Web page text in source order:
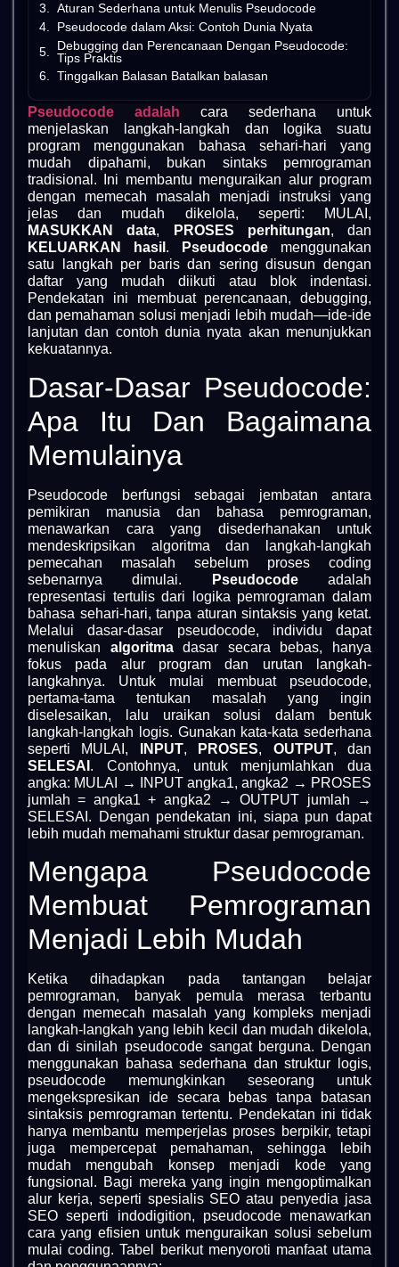
Aturan Sederhana untuk Menulis Pseudocode
Pseudocode dalam Aksi: Contoh Dunia Nyata
Debugging dan Perencanaan Dengan Pseudocode:
Tips Praktis
Tinggalkan Balasan Batalkan balasan
Pseudocode adalah cara sederhana untuk
menjelaskan langkah-langkah dan logika suatu
program menggunakan bahasa sehari-hari yang
mudah dipahami, bukan sintaks pemrograman
tradisional. Ini membantu menguraikan alur program
dengan memecah masalah menjadi instruksi yang
jelas dan mudah dikelola, seperti: MULAI,
MASUKKAN data, PROSES perhitungan, dan
KELUARKAN hasil . Pseudocode menggunakan
satu langkah per baris dan sering disusun dengan
daftar yang mudah diikuti atau blok indentasi.
Pendekatan ini membuat perencanaan, debugging,
dan pemahaman solusi menjadi lebih mudah—ide-ide
lanjutan dan contoh dunia nyata akan menunjukkan
kekuatannya.
Dasar-Dasar Pseudocode:
Apa Itu Dan Bagaimana
Memulainya
Pseudocode berfungsi sebagai jembatan antara
pemikiran manusia dan bahasa pemrograman,
menawarkan cara yang disederhanakan untuk
mendeskripsikan algoritma dan langkah-langkah
pemecahan masalah sebelum proses coding
sebenarnya dimulai.
Pseudocodeadalah
representasi tertulis dari logika pemrograman dalam
bahasa sehari-hari, tanpa aturan sintaksis yang ketat.
Melalui dasar-dasar pseudocode, individu dapat
menuliskan algoritmadasar secara bebas, hanya
fokus pada alur program dan urutan langkah-
langkahnya. Untuk mulai membuat pseudocode,
pertama-tama tentukan masalah yang ingin
diselesaikan, lalu uraikan solusi dalam bentuk
langkah-langkah logis. Gunakan kata-kata sederhana
seperti MULAI,
INPUT, PROSES, OUTPUT, dan
SELESAI . Contohnya, untuk menjumlahkan dua
angka: MULAI → INPUT angka1, angka2 → PROSES
jumlah = angka1 + angka2 → OUTPUT jumlah →
SELESAI. Dengan pendekatan ini, siapa pun dapat
lebih mudah memahami struktur dasar pemrograman.
Mengapa Pseudocode
Membuat Pemrograman
Menjadi Lebih Mudah
Ketika dihadapkan pada tantangan belajar
pemrograman, banyak pemula merasa terbantu
dengan memecah masalah yang kompleks menjadi
langkah-langkah yang lebih kecil dan mudah dikelola,
dan di sinilah pseudocode sangat berguna. Dengan
menggunakan bahasa sederhana dan struktur logis,
pseudocode memungkinkan seseorang untuk
mengekspresikan ide secara bebas tanpa batasan
sintaksis pemrograman tertentu. Pendekatan ini tidak
hanya membantu memperjelas proses berpikir, tetapi
juga mempercepat pemahaman, sehingga lebih
mudah mengubah konsep menjadi kode yang
fungsional. Bagi mereka yang ingin mengoptimalkan
alur kerja, seperti spesialis SEO atau penyedia jasa
SEO seperti indodigition, pseudocode menawarkan
cara yang efisien untuk menguraikan solusi sebelum
mulai coding. Tabel berikut menyoroti manfaat utama